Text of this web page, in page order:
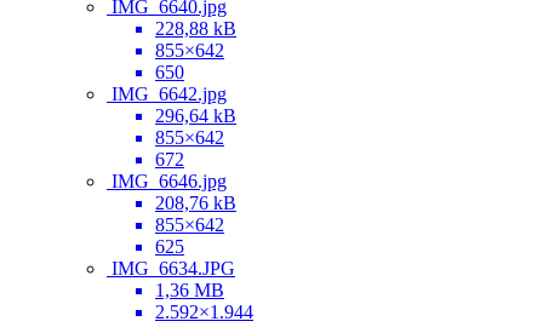
IMG_6640.jpg
228,88 kB
855×642
650
IMG_6642.jpg
296,64 kB
855×642
672
IMG_6646.jpg
208,76 kB
855×642
625
IMG_6634.JPG
1,36 MB
2.592×1.944